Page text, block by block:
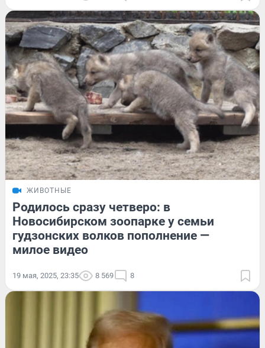
ЖИВОТНЫЕ
Родилось сразу четверо: в
Новосибирском зоопарке у семьи
гудзонских волков пополнение —
милое видео
19 мая, 2025, 23:35 8 569 8